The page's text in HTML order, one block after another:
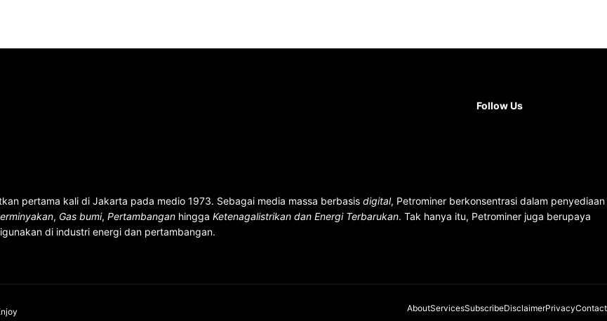
Follow Us
pertama kali di Jakarta pada medio 1973. Sebagai media massa berbasis digital, Petrominer berkonsentrasi dalam penyediaan
, Gas bumi, Pertambangan hingga Ketenagalistrikan dan Energi Terbarukan. Tak hanya itu, Petrominer juga berupaya
di industri energi dan pertambangan.
AboutServicesSubscribeDisclaimerPrivacyContact